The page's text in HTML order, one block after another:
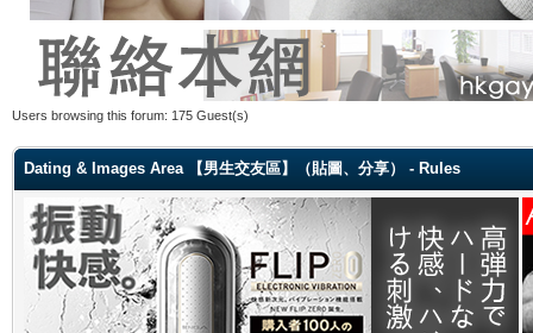
Users browsing this forum: 175 Guest(s)
Dating & Images Area 【男生交友區】（貼圖、分享） - Rules